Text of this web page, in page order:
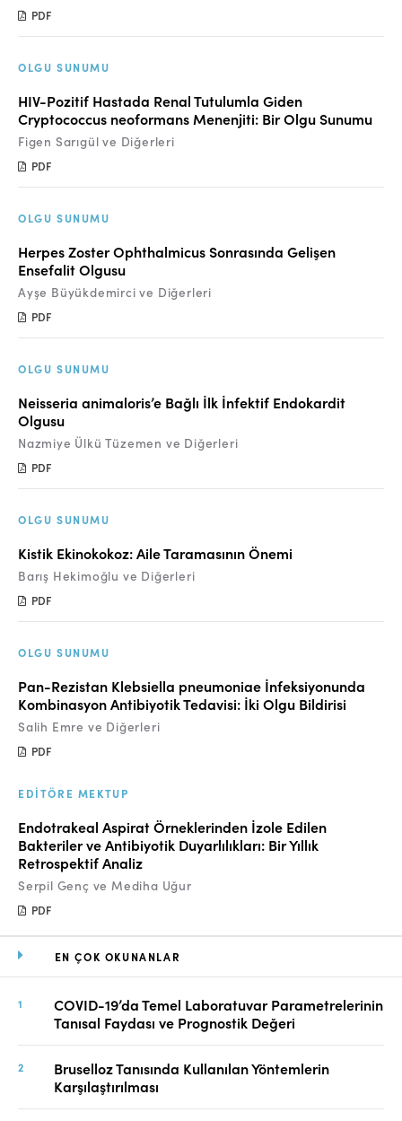
EN ÇOK OKUNANLAR
COVID-19’da Temel Laboratuvar Parametrelerinin
Tanısal Faydası ve Prognostik Değeri
Bruselloz Tanısında Kullanılan Yöntemlerin
Karşılaştırılması
PDF
OLGU SUNUMU
HIV-Pozitif Hastada Renal Tutulumla Giden
Cryptococcus neoformans Menenjiti: Bir Olgu Sunumu
Figen Sarıgül ve Diğerleri
PDF
OLGU SUNUMU
Herpes Zoster Ophthalmicus Sonrasında Gelişen
Ensefalit Olgusu
Ayşe Büyükdemirci ve Diğerleri
PDF
OLGU SUNUMU
Neisseria animaloris’e Bağlı İlk İnfektif Endokardit
Olgusu
Nazmiye Ülkü Tüzemen ve Diğerleri
PDF
OLGU SUNUMU
Kistik Ekinokokoz: Aile Taramasının Önemi
Barış Hekimoğlu ve Diğerleri
PDF
OLGU SUNUMU
Pan-Rezistan Klebsiella pneumoniae İnfeksiyonunda
Kombinasyon Antibiyotik Tedavisi: İki Olgu Bildirisi
Salih Emre ve Diğerleri
PDF
EDITÖRE MEKTUP
Endotrakeal Aspirat Örneklerinden İzole Edilen
Bakteriler ve Antibiyotik Duyarlılıkları: Bir Yıllık
Retrospektif Analiz
Serpil Genç ve Mediha Uğur
PDF